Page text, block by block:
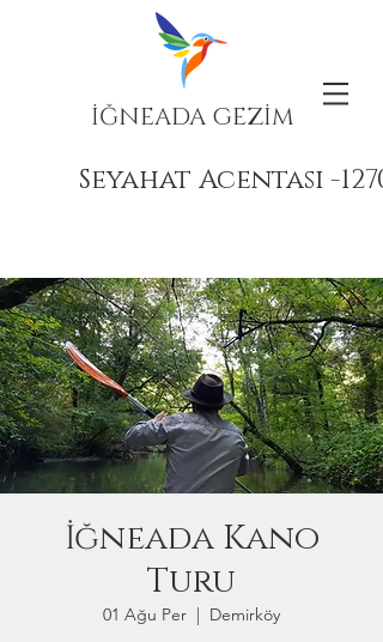
İĞNEADA GEZİM
Seyahat Acentası -
İğneada Kano
Turu
01 Ağu Per
  |
Demirköy